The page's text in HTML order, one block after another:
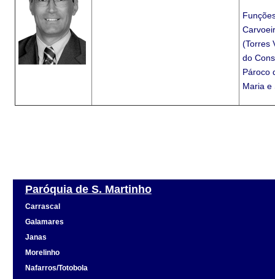
(Torres
do
Pároco
Maria e
Paróquia de S. Martinho
Carrascal
Galamares
Janas
Morelinho
Nafarros/Totobola